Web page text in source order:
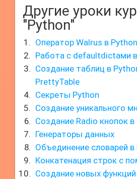
Другие уроки
"Python"
Оператор Walrus в Python
Работа с defaultdictами
Создание таблиц в
PrettyTable
Секреты Python
Создание уникального
Создание Radio кнопок
Генераторы данных
Объединение словарей в
Конкатенация строк с
Создание новых